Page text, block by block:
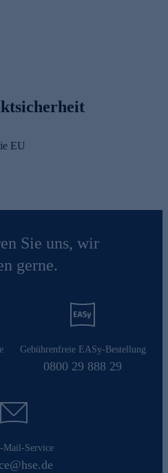
EU
Sie uns, wir
gerne.
Gebührenfreie EASy-Bestellung
0800 29 888 29
Mail-Service